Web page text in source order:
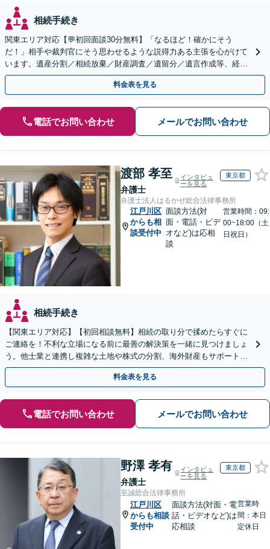
相続手続き
関東エリア対応【💬初回面談30分無料】「なるほど！確かにそう
だ！」相手や裁判官にそう思わせるような説得力ある主張を心がけて
います。遺産分割／相続放棄／財産調査／遺留分／遺言作成等、経験
豊富な事務所。複雑な手続を代行【年間相談100件以上】
料金表を見る
電話でお問い合わせ メールでお問い合わせ
渡部 孝至
弁護士
インタビュ
ーを見る
東京都
弁護士法人はるかぜ総合法律事務所
江戸川区
からも相
談受付中
面談方法(対
面・電話・ビデ
オなど)は応相
談
営業時間：09:
00~18:00（土
日祝日）
相続手続き
【関東エリア対応】【初回相談無料】相続の取り分で揉めたらすぐに
ご連絡を！不利な立場になる前に最善の解決策を一緒に見つけましょ
う。他士業と連携し複雑な土地や株式の分割、海外財産もサポート。
どんな些細な疑問でも構いません。お気軽にご相談ください
料金表を見る
電話でお問い合わせ メールでお問い合わせ
野澤 孝有
弁護士
インタビュ
ーを見る
東京都
至誠総合法律事務所
江戸川区
からも相談
受付中
面談方法(対面・電
話・ビデオなど)は
応相談
営業時
間：本日
定休日